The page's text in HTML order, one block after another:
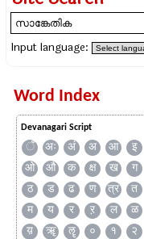
Input language:
Word Index
Devanagari Script
ँ अः अं अ आ इ
ओ
औ क क्ष ख ग
ठ
ड ढ ण त्र त
म
य र ऱ ल ळ
य़
ॠ ॡ ० १ २